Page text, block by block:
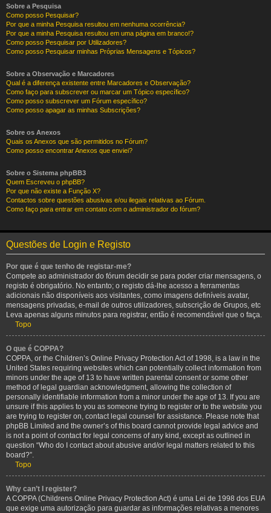
Sobre a Pesquisa
Como posso Pesquisar?
Por que a minha Pesquisa resultou em nenhuma ocorrência?
Por que a minha Pesquisa resultou em uma página em branco!?
Como posso Pesquisar por Utilizadores?
Como posso Pesquisar minhas Próprias Mensagens e Tópicos?
Sobre a Observação e Marcadores
Qual é a diferença existente entre Marcadores e Observação?
Como faço para subscrever ou marcar um Tópico específico?
Como posso subscrever um Fórum específico?
Como posso apagar as minhas Subscrições?
Sobre os Anexos
Quais os Anexos que são permitidos no Fórum?
Como posso encontrar Anexos que enviei?
Sobre o Sistema phpBB3
Quem Escreveu o phpBB?
Por que não existe a Função X?
Contactos sobre questões abusivas e/ou ilegais relativas ao Fórum.
Como faço para entrar em contato com o administrador do fórum?
Questões de Login e Registo
Por que é que tenho de registar-me?
Compete ao administrador do fórum decidir se para poder criar mensagens, o
registo é obrigatório. No entanto; o registo dá-lhe acesso a ferramentas
adicionais não disponíveis aos visitantes, como imagens definíveis avatar,
mensagens privadas, e-mail de outros utilizadores, subscrição de Grupos, etc
Leva apenas alguns minutos para registrar, então é recomendável que o faça.
Topo
O que é COPPA?
COPPA, or the Children’s Online Privacy Protection Act of 1998, is a law in the
United States requiring websites which can potentially collect information from
minors under the age of 13 to have written parental consent or some other
method of legal guardian acknowledgment, allowing the collection of
personally identifiable information from a minor under the age of 13. If you are
unsure if this applies to you as someone trying to register or to the website you
are trying to register on, contact legal counsel for assistance. Please note that
phpBB Limited and the owner’s of this board cannot provide legal advice and
is not a point of contact for legal concerns of any kind, except as outlined in
question “Who do I contact about abusive and/or legal matters related to this
board?”.
Topo
Why can’t I register?
A COPPA (Childrens Online Privacy Protection Act) é uma Lei de 1998 dos EUA
que exige uma autorização para guardar as informações relativas a menores